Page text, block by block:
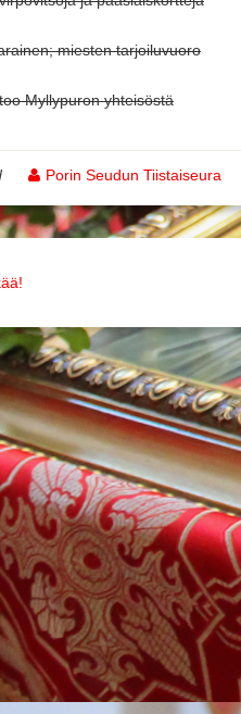
miesten tarjoiluvuoro
Myllypuron yhteisöstä
Porin Seudun Tiistaiseura